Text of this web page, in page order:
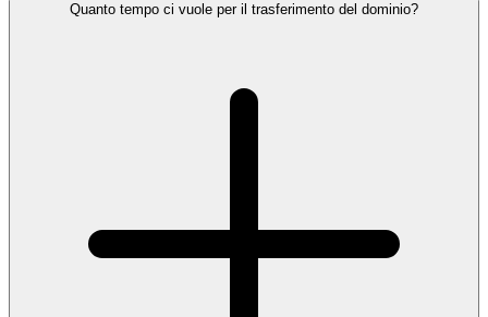
Quanto tempo ci vuole per il trasferimento del dominio?